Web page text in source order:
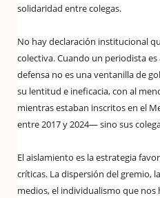
solidaridad entre colegas.
No hay declaración institucional
colectiva. Cuando un periodista
defensa no es una ventanilla de
su lentitud e ineficacia, con al
mientras estaban inscritos en el
entre 2017 y 2024— sino sus
El aislamiento es la estrategia
críticas. La dispersión del gremio,
medios, el individualismo que nos